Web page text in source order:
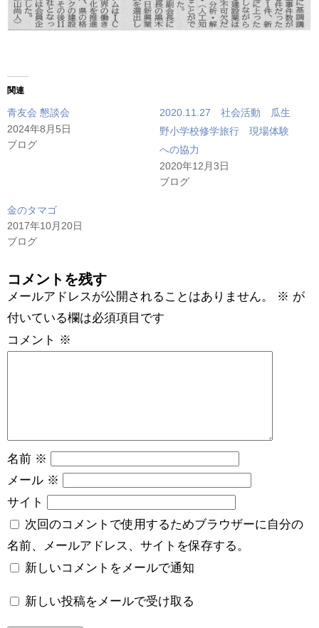
関連
青友会 懇談会
2024年8月5日
ブログ
2020.11.27 社会活動 瓜生
野小学校修学旅行 現場体験
への協力
2020年12月3日
ブログ
金のタマゴ
2017年10月20日
ブログ
コメントを残す
メールアドレスが公開されることはありません。 ※ が
付いている欄は必須項目です
コメント ※
名前 ※
メール ※
サイト
次回のコメントで使用するためブラウザーに自分の
名前、メールアドレス、サイトを保存する。
新しいコメントをメールで通知
新しい投稿をメールで受け取る